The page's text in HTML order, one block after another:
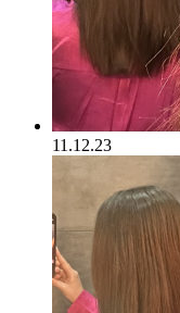
11.12.23